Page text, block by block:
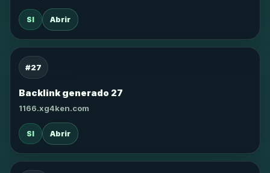
SI Abrir
#27
Backlink generado 27
1166.xg4ken.com
SI Abrir